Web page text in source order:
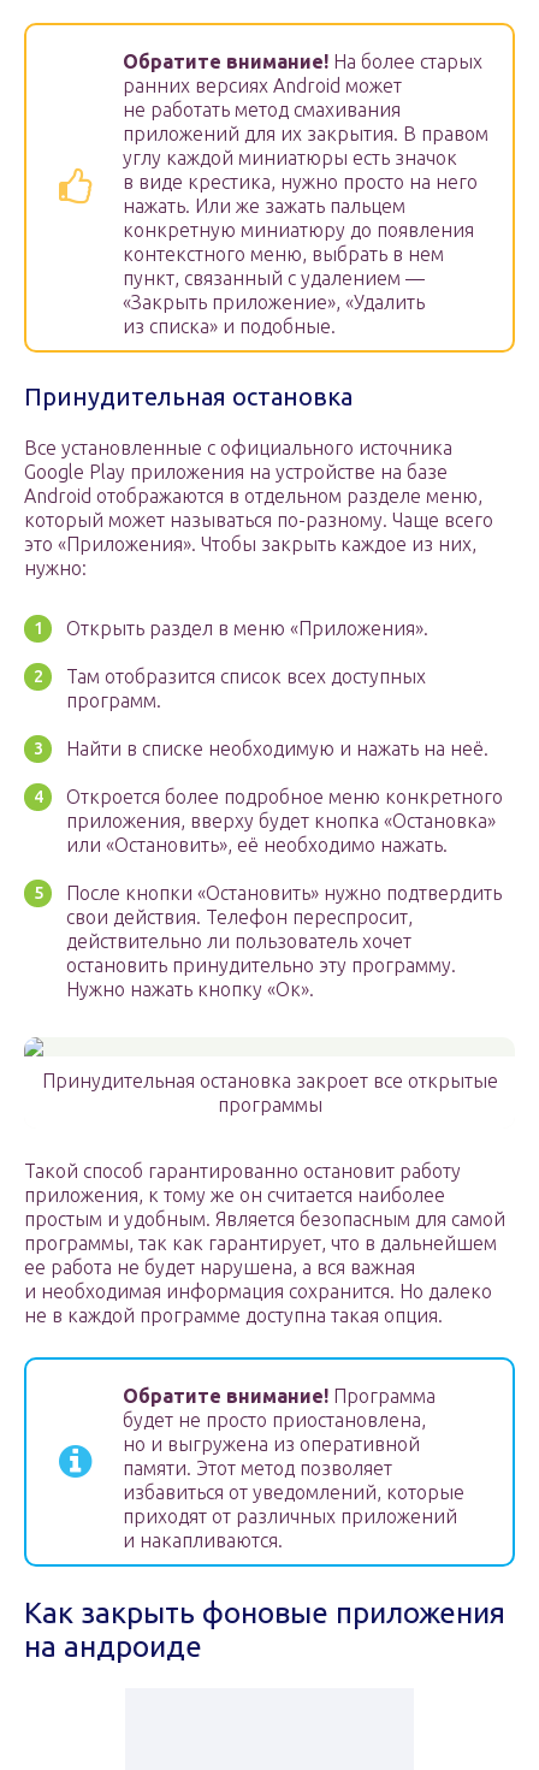
Обратите внимание! На более старых
ранних версиях Android может
не работать метод смахивания
приложений для их закрытия. В правом
углу каждой миниатюры есть значок
в виде крестика, нужно просто на него
нажать. Или же зажать пальцем
конкретную миниатюру до появления
контекстного меню, выбрать в нем
пункт, связанный с удалением —
«Закрыть приложение», «Удалить
из списка» и подобные.
Принудительная остановка
Все установленные с официального источника
Google Play приложения на устройстве на базе
Android отображаются в отдельном разделе меню,
который может называться по-разному. Чаще всего
это «Приложения». Чтобы закрыть каждое из них,
нужно:
Открыть раздел в меню «Приложения».
Там отобразится список всех доступных
программ.
Найти в списке необходимую и нажать на неё.
Откроется более подробное меню конкретного
приложения, вверху будет кнопка «Остановка»
или «Остановить», её необходимо нажать.
После кнопки «Остановить» нужно подтвердить
свои действия. Телефон переспросит,
действительно ли пользователь хочет
остановить принудительно эту программу.
Нужно нажать кнопку «Ок».
Принудительная остановка закроет все открытые
программы
Такой способ гарантированно остановит работу
приложения, к тому же он считается наиболее
простым и удобным. Является безопасным для самой
программы, так как гарантирует, что в дальнейшем
ее работа не будет нарушена, а вся важная
и необходимая информация сохранится. Но далеко
не в каждой программе доступна такая опция.
Обратите внимание! Программа
будет не просто приостановлена,
но и выгружена из оперативной
памяти. Этот метод позволяет
избавиться от уведомлений, которые
приходят от различных приложений
и накапливаются.
Как закрыть фоновые приложения
на андроиде